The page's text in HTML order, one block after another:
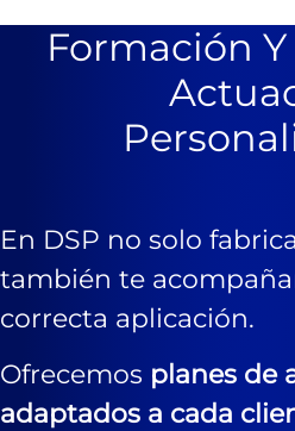
Formación
En DSP no solo
también te
correcta aplicación.
Ofrecemos planes de
adaptados a cada